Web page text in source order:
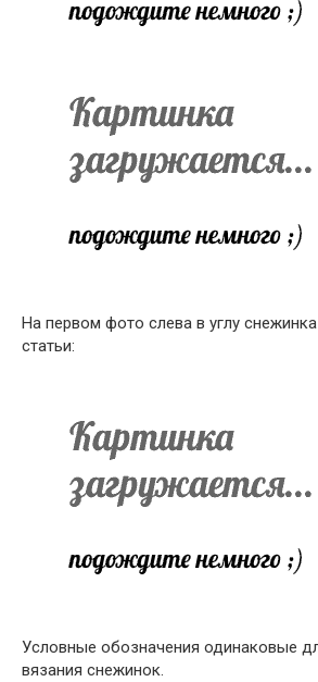
На первом фото слева в углу
статьи:
Условные обозначения одинаковые
вязания снежинок.